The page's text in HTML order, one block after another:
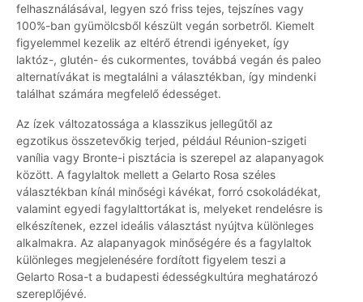
felhasználásával, legyen szó friss tejes, tejszínes vagy
100%-ban gyümölcsből készült vegán sorbetről. Kiemelt
figyelemmel kezelik az eltérő étrendi igényeket, így
laktóz-, glutén- és cukormentes, továbbá vegán és paleo
alternatívákat is megtalálni a választékban, így mindenki
találhat számára megfelelő édességet.
Az ízek változatossága a klasszikus jellegűtől az
egzotikus összetevőkig terjed, például Réunion-szigeti
vanília vagy Bronte-i pisztácia is szerepel az alapanyagok
között. A fagylaltok mellett a Gelarto Rosa széles
választékban kínál minőségi kávékat, forró csokoládékat,
valamint egyedi fagylalttortákat is, melyeket rendelésre is
elkészítenek, ezzel ideális választást nyújtva különleges
alkalmakra. Az alapanyagok minőségére és a fagylaltok
különleges megjelenésére fordított figyelem teszi a
Gelarto Rosa-t a budapesti édességkultúra meghatározó
szereplőjévé.